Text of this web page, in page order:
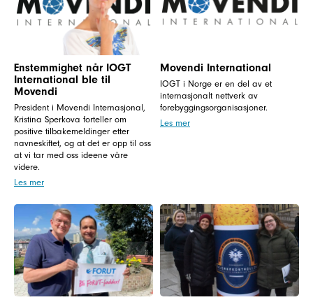
Enstemmighet når IOGT
International ble til
Movendi
President i Movendi Internasjonal,
Kristina Sperkova forteller om
positive tilbakemeldinger etter
navneskiftet, og at det er opp til oss
at vi tar med oss ideene våre
videre.
Les mer
Movendi International
IOGT i Norge er en del av et
internasjonalt nettverk av
forebyggingsorganisasjoner.
Les mer